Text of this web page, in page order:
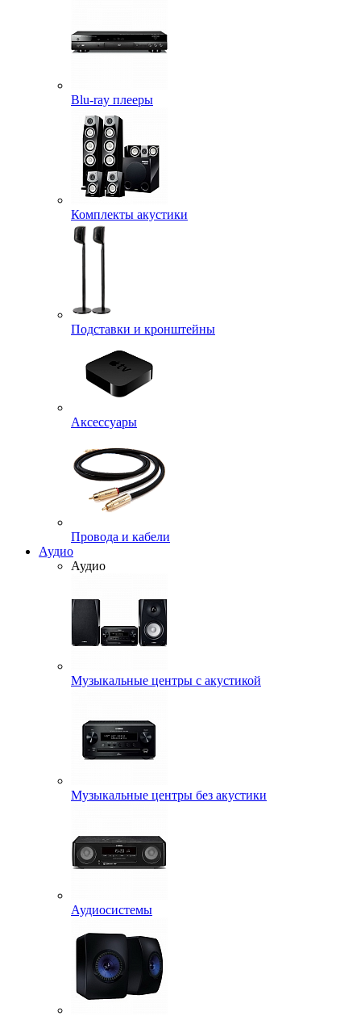
Blu-ray плееры
Комплекты акустики
Подставки и кронштейны
Аксессуары
Провода и кабели
Аудио
Аудио
Музыкальные центры с акустикой
Музыкальные центры без акустики
Аудиосистемы